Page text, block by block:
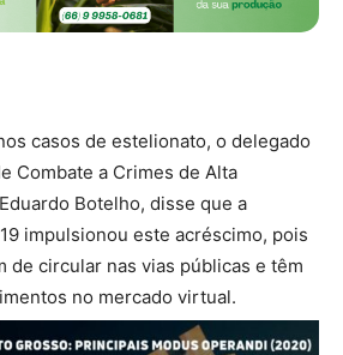
casos de estelionato, o delegado
Combate a Crimes de Alta
Botelho, disse que a
impulsionou este acréscimo, pois
de circular nas vias públicas e têm
no mercado virtual.